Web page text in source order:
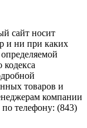
сайт носит
и ни при каких
товаров и
компании
телефону: (843)